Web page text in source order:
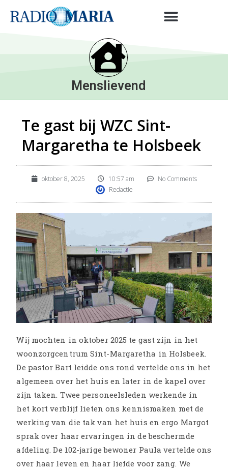
Menslievend
Te gast bij WZC Sint-
Margaretha te Holsbeek
oktober 8, 2025 10:57 am
No Comments
Redactie
Wij mochten in oktober 2025 te gast zijn in het
woonzorgcentrum Sint-Margaretha in Holsbeek.
De pastor Bart leidde ons rond vertelde ons in het
algemeen over het huis en later in de kapel over
zijn taken. Twee personeelsleden werkende in
het kort verblijf lieten ons kennismaken met de
werking van die tak van het huis en ergo Margot
sprak over haar ervaringen in de beschermde
afdeling. De 102-jarige bewoner Paula vertelde ons
over haar leven en haar liefde voor zang. We